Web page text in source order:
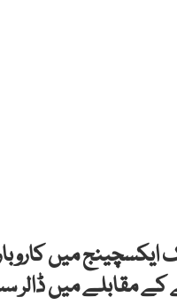
ایکسچینج میں
کے مقابلے میں ڈالر